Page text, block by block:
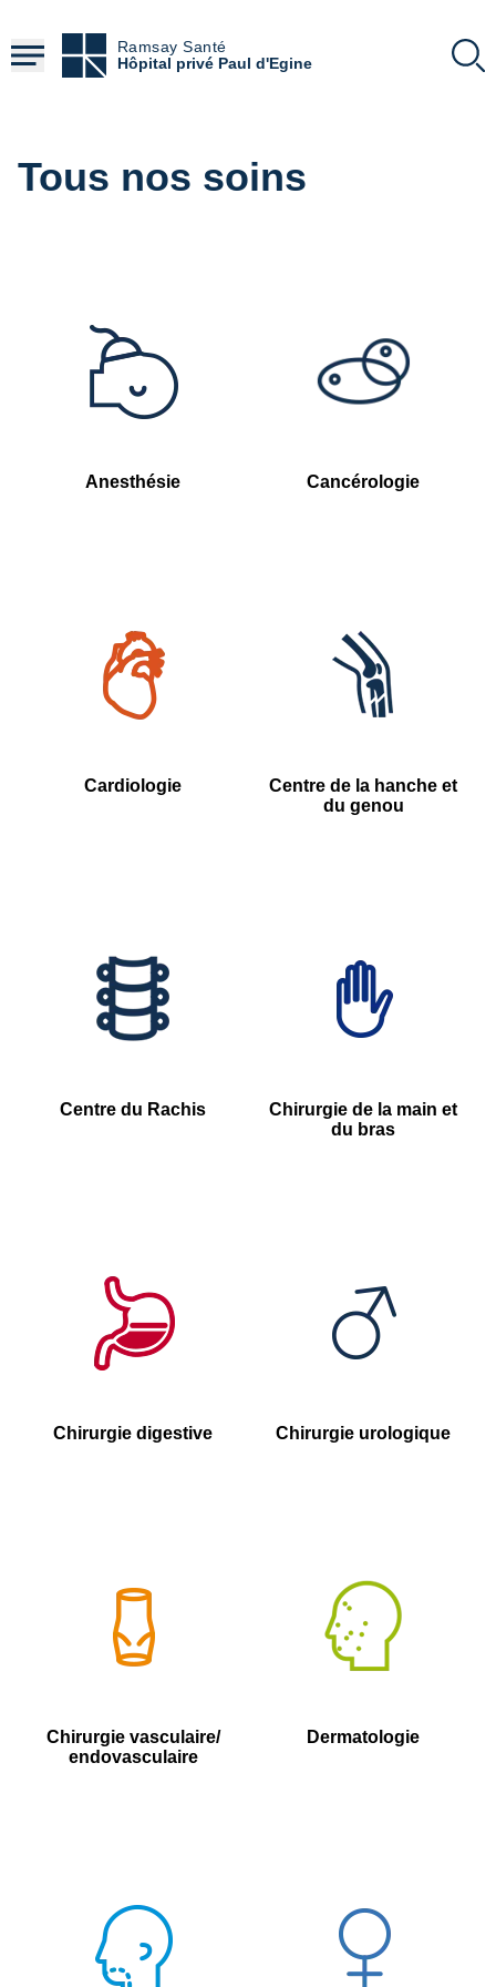
contenu
principal
Ramsay Santé
Hôpital privé Paul d'Egine
Tous nos soins
Anesthésie Cancérologie
Cardiologie
Centre de la hanche et
du genou
Centre du Rachis
Chirurgie de la main et
du bras
Chirurgie digestive Chirurgie urologique
Chirurgie vasculaire/
endovasculaire
Dermatologie